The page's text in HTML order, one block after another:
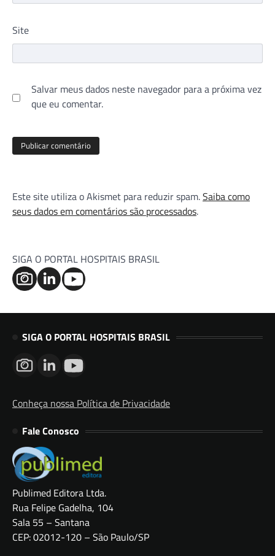
Site
Salvar meus dados neste navegador para a próxima vez
que eu comentar.
Este site utiliza o Akismet para reduzir spam.Saiba como
seus dados em comentários são processados.
SIGA O PORTAL HOSPITAIS BRASIL
SIGA O PORTAL HOSPITAIS BRASIL
Conheça nossa Política de Privacidade
Fale Conosco
Publimed Editora Ltda.
Rua Felipe Gadelha, 104
Sala 55 – Santana
CEP: 02012-120 – São Paulo/SP